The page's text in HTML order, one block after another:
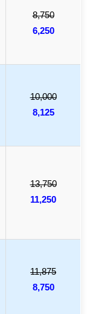
8,750
6,250
10,000
8,125
13,750
11,250
11,875
8,750